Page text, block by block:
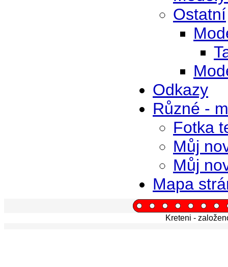
Ostatní
Odkazy
Různé -
Fotka
Můj
Můj
Mapa
Kreteni -